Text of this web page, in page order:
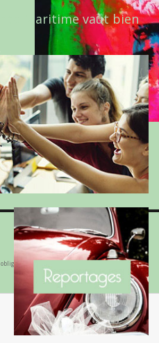
sont indiqués avec
Maritime vaut bien